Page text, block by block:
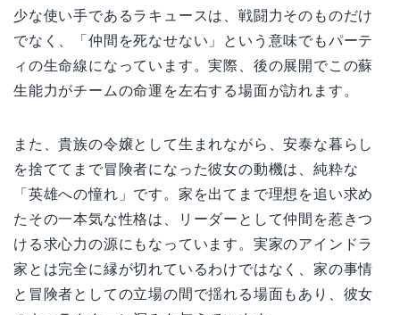
少な使い手であるラキュースは、戦闘力そのものだけ
でなく、「仲間を死なせない」という意味でもパーテ
ィの生命線になっています。実際、後の展開でこの蘇
生能力がチームの命運を左右する場面が訪れます。
また、貴族の令嬢として生まれながら、安泰な暮らし
を捨ててまで冒険者になった彼女の動機は、純粋な
「英雄への憧れ」です。家を出てまで理想を追い求め
たその一本気な性格は、リーダーとして仲間を惹きつ
ける求心力の源にもなっています。実家のアインドラ
家とは完全に縁が切れているわけではなく、家の事情
と冒険者としての立場の間で揺れる場面もあり、彼女